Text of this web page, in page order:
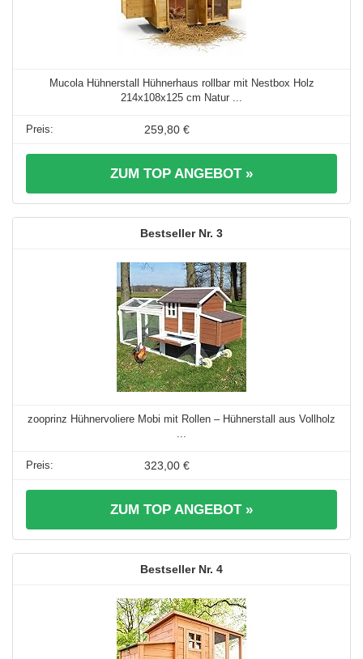
Mucola Hühnerstall Hühnerhaus rollbar mit Nestbox Holz
214x108x125 cm Natur ...
259,80 €
ZUM TOP ANGEBOT »
3
zooprinz Hühnervoliere Mobi mit Rollen – Hühnerstall aus Vollholz
...
323,00 €
ZUM TOP ANGEBOT »
4